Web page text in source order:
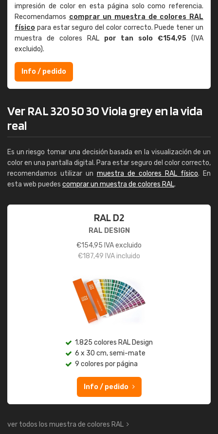
impresión de color en esta página solo como referencia.
Recomendamos comprar un muestra de colores RAL
físico para estar seguro del color correcto. Puede tener un
muestra de colores RAL por tan solo €154,95 (IVA
excluido).
Info / pedido
Ver RAL 320 50 30 Viola grey en la vida
real
Es un riesgo tomar una decisión basada en la visualización de un
color en una pantalla digital. Para estar seguro del color correcto,
recomendamos utilizar un muestra de colores RAL físico. En
esta web puedes comprar un muestra de colores RAL.
RAL D2
RAL DESIGN
€154,95 IVA excluido
€187,49 IVA incluido
1.825 colores RAL Design
6 x 30 cm, semi-mate
9 colores por página
Info / pedido
ver todos los muestra de colores RAL